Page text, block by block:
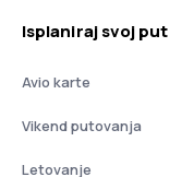
Isplaniraj svoj put
Avio karte
Vikend putovanja
Letovanje